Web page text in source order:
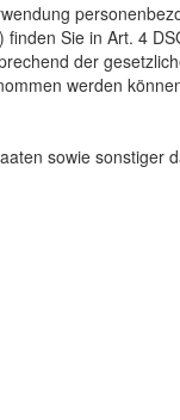
Sie in Art. 4
der
werden
sowie sonstiger